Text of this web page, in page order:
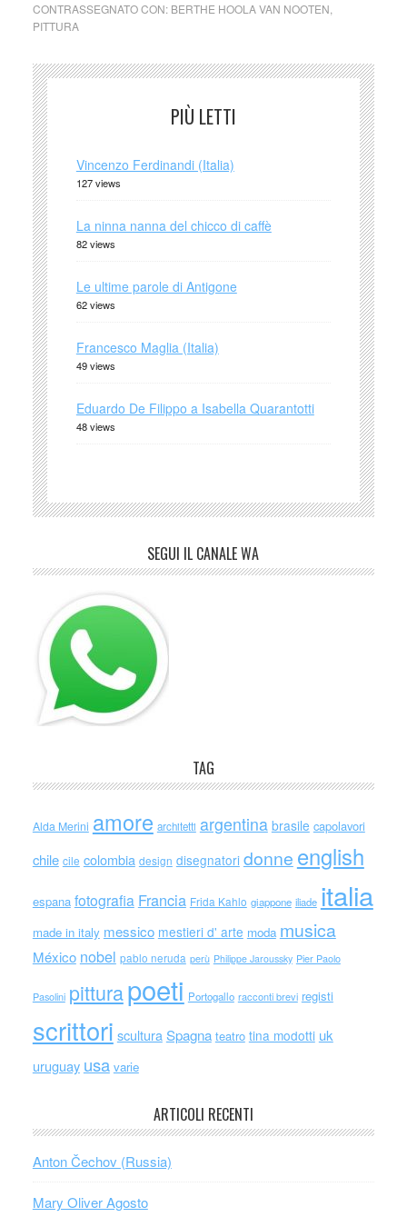
CONTRASSEGNATO CON: BERTHE HOOLA VAN NOOTEN
PITTURA
PIÙ LETTI
Vincenzo Ferdinandi (Italia)
127 views
La ninna nanna del chicco di caffè
82 views
Le ultime parole di Antigone
62 views
Francesco Maglia (Italia)
49 views
Eduardo De Filippo a Isabella Quarantotti
48 views
SEGUI IL CANALE WA
TAG
Alda Merini amore architetti argentina brasile capolavori
chile cile colombia design disegnatori donne english
espana fotografia Francia Frida Kahlo giappone iliade italia
made in italy messico mestieri d' arte moda musica
México nobel pablo neruda perù Philippe Jaroussky Pier Paolo
Pasolini pitturapoeti Portogallo racconti brevi registi
scrittori scultura Spagna teatro tina modotti uk
uruguay usa varie
ARTICOLI RECENTI
Anton Čechov (Russia)
Mary Oliver Agosto